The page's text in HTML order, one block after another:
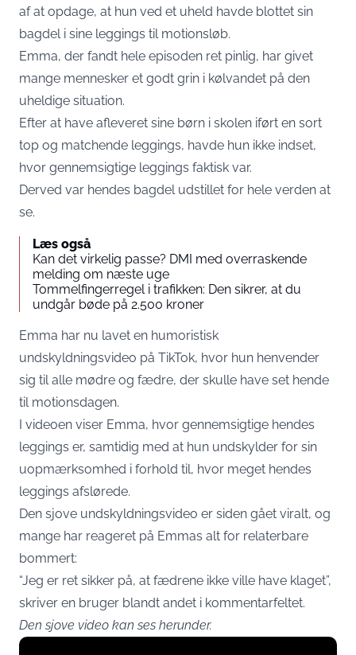
af at opdage, at hun ved et uheld havde blottet sin
bagdel i sine leggings til motionsløb.
Emma, der fandt hele episoden ret pinlig, har givet
mange mennesker et godt grin i kølvandet på den
uheldige situation.
Efter at have afleveret sine børn i skolen iført en sort
top og matchende leggings, havde hun ikke indset,
hvor gennemsigtige leggings faktisk var.
Derved var hendes bagdel udstillet for hele verden at
se.
Læs også
Kan det virkelig passe? DMI med overraskende
melding om næste uge
Tommelfingerregel i trafikken: Den sikrer, at du
undgår bøde på 2.500 kroner
Emma har nu lavet en humoristisk
undskyldningsvideo på TikTok, hvor hun henvender
sig til alle mødre og fædre, der skulle have set hende
til motionsdagen.
I videoen viser Emma, hvor gennemsigtige hendes
leggings er, samtidig med at hun undskylder for sin
uopmærksomhed i forhold til, hvor meget hendes
leggings afslørede.
Den sjove undskyldningsvideo er siden gået viralt, og
mange har reageret på Emmas alt for relaterbare
bommert:
“Jeg er ret sikker på, at fædrene ikke ville have klaget”,
skriver en bruger blandt andet i kommentarfeltet.
Den sjove video kan ses herunder.
Display